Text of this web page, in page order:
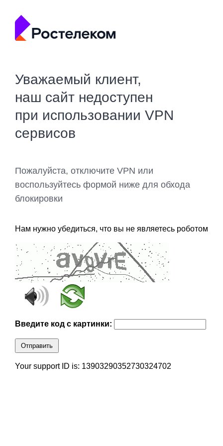
Уважаемый клиент,
наш сайт недоступен
при использовании VPN
сервисов
Пожалуйста, отключите VPN или
воспользуйтесь формой ниже для обхода
блокировки
Нам нужно убедиться, что вы не являетесь роботом
Введите код с картинки:
Отправить
Your support ID is: 13903290352730324702